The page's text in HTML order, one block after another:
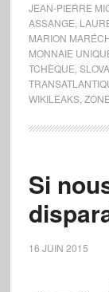
JEAN-PIERRE
ASSANGE
MARION
MONNAIE
TCHÈQUE
WIKILEAKS,
Si
16 JUIN 2015